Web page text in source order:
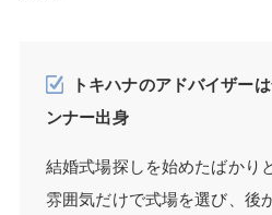
トキハナのアドバイザー
ンナー出身
結婚式場探しを始めたばかり
雰囲気だけで式場を選び、後